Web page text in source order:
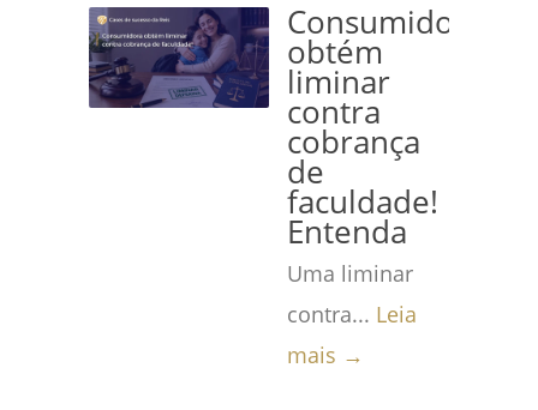
Consumidora
obtém
liminar
contra
cobrança
de
faculdade!
Entenda
Uma liminar
contra... Leia
mais →